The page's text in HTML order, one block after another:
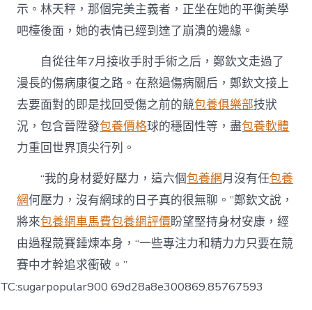
示。林天秤，那個完美主義者，正坐在她的平衡美學
吧檯後面，她的表情已經到達了崩潰的邊緣。
自從往年7月接收手肘手術之后，鄭欽文走過了
漫長的傷病康復之路。在熬過傷病關后，鄭欽文接上
去要面對的即是找回受傷之前的競包養俱樂部技狀
況，包含晉陞發包養價格球的穩固性等，盡包養軟體
力重回世界頂尖行列。
“我的身材愛好壓力，這六個包養網月沒有任包養
網何壓力，沒有網球的日子真的很無聊。”鄭欽文說，
將來包養網車馬費包養網評價盼望堅持身材安康，經
由過程競賽錘煉本身，“一些專注力和精力力只要在競
賽中才幹追求衝破。”
TC:sugarpopular900 69d28a8e300869.85767593